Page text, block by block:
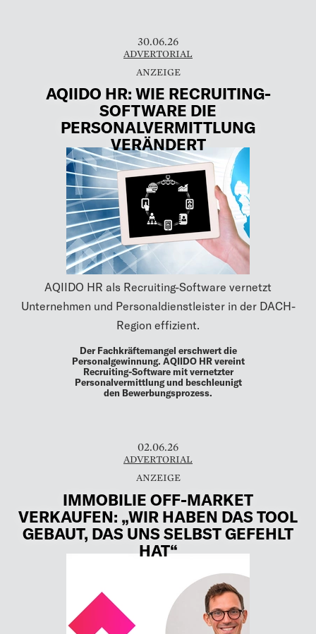
30.06.26
ADVERTORIAL
AQIIDO HR: WIE RECRUITING-
SOFTWARE DIE
PERSONALVERMITTLUNG
VERÄNDERT
AQIIDO HR als Recruiting-Software vernetzt
Unternehmen und Personaldienstleister in der DACH-
Region effizient.
Der Fachkräftemangel erschwert die
Personalgewinnung. AQIIDO HR vereint
Recruiting-Software mit vernetzter
Personalvermittlung und beschleunigt
den Bewerbungsprozess.
02.06.26
ADVERTORIAL
IMMOBILIE OFF-MARKET
VERKAUFEN: „WIR HABEN DAS TOOL
GEBAUT, DAS UNS SELBST GEFEHLT
HAT“